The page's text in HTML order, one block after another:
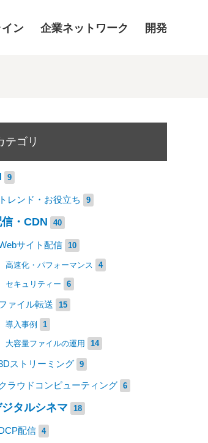
ン 企業ネットワーク 開発
テゴリ
9
トレンド・お役立ち 9
信・CDN 40
サイト配信 10
高速化・パフォーマンス 4
セキュリティー 6
ァイル転送 15
導入事例 1
大容量ファイルの運用 14
ストリーミング 9
ラウドコンピューティング 6
ジタルシネマ 18
配信 4